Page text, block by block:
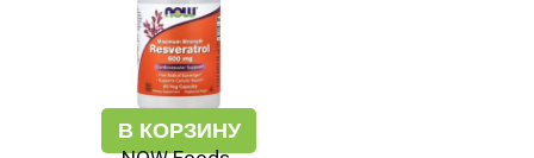
В КОРЗИНУ